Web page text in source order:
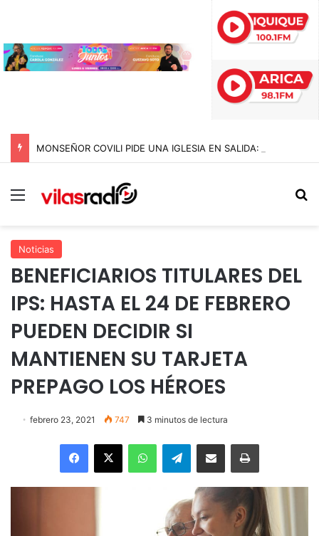
Menú
Noticias
BENEFICIARIOS TITULARES DEL
IPS: HASTA EL 24 DE FEBRERO
PUEDEN DECIDIR SI
MANTIENEN SU TARJETA
PREPAGO LOS HÉROES
febrero 23, 2021 747 3 minutos de lectura
Facebook
X WhatsAppTelegramEnviar vía email Imprimir